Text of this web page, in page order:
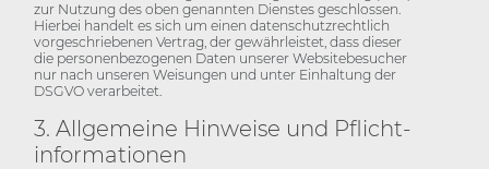
zur Nutzung des oben genannten Dienstes geschlossen.
Hierbei handelt es sich um einen datenschutzrechtlich
vorgeschriebenen Vertrag, der gewährleistet, dass dieser
die personenbezogenen Daten unserer Websitebesucher
nur nach unseren Weisungen und unter Einhaltung der
DSGVO verarbeitet.
3. Allgemeine Hinweise und Pflicht­
informationen